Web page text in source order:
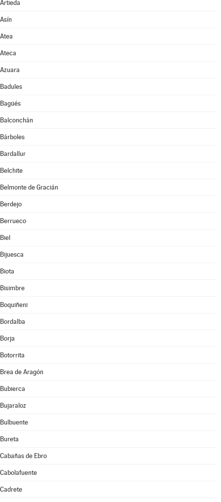
Artieda
Asín
Atea
Ateca
Azuara
Badules
Bagüés
Balconchán
Bárboles
Bardallur
Belchite
Belmonte de Gracián
Berdejo
Berrueco
Biel
Bijuesca
Biota
Bisimbre
Boquiñeni
Bordalba
Borja
Botorrita
Brea de Aragón
Bubierca
Bujaraloz
Bulbuente
Bureta
Cabañas de Ebro
Cabolafuente
Cadrete